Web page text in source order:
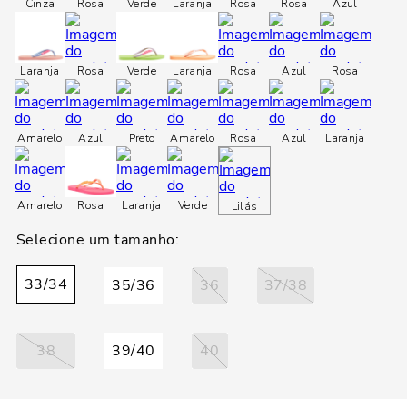
Cinza Rosa Verde Laranja Rosa Rosa Azul
Laranja Rosa Verde Laranja Rosa Azul Rosa
Amarelo Azul Preto Amarelo Rosa Azul Laranja
Amarelo Rosa Laranja Verde Lilás
33/34 35/36 36 37/38
38 39/40 40